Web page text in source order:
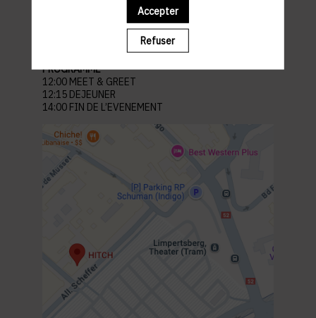
21-25 All. Scheffer, 2520 Limpertsberg Luxembourg
Parking à proximité : Glacis
PROGRAMME
12:00 MEET & GREET
12:15 DEJEUNER
14:00 FIN DE L’EVENEMENT
Accepter
Refuser